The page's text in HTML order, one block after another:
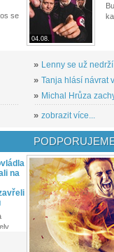
se
04.08.
» Lenny se už
» Tanja hlásí návrat
» Michal Hrůza
» zobrazit více...
na